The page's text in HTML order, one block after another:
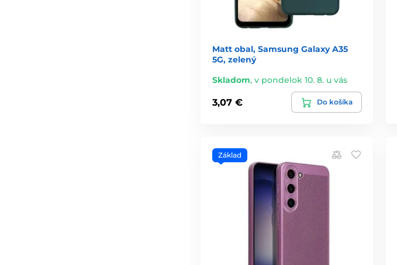
Matt obal, Samsung Galaxy A35
5G, zelený
Skladom, v pondelok 10. 8. u vás
3,07 € Do košíka
Základ